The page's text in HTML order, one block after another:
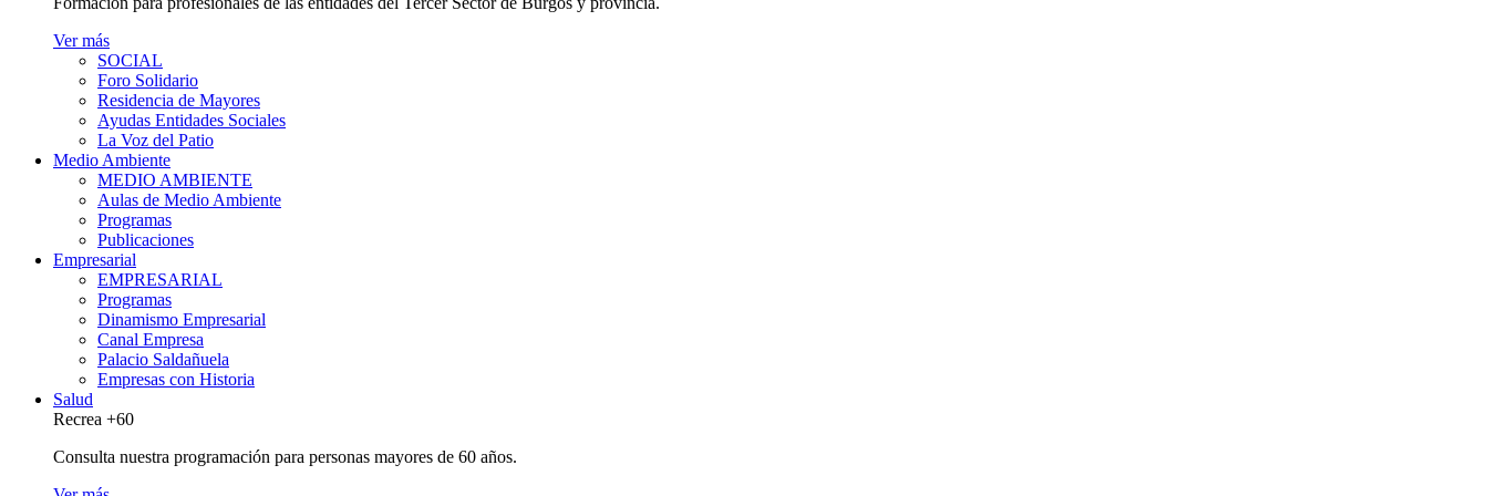
Ver más
SOCIAL
Foro Solidario
Residencia de Mayores
Ayudas Entidades Sociales
La Voz del Patio
Medio Ambiente
MEDIO AMBIENTE
Aulas de Medio Ambiente
Programas
Publicaciones
Empresarial
EMPRESARIAL
Programas
Dinamismo Empresarial
Canal Empresa
Palacio Saldañuela
Empresas con Historia
Salud
Recrea +60
Consulta nuestra programación para personas mayores de 60 años.